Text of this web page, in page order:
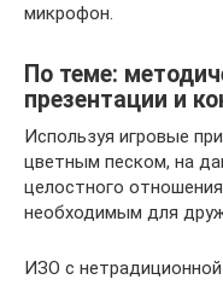
микрофон.
По теме:
презентации и
Используя игровые
цветным песком, на
целостного
необходимым для
ИЗО с нетрадиционной